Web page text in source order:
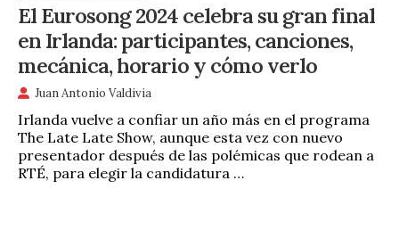
El Eurosong 2024 celebra su gran final
en Irlanda: participantes, canciones,
mecánica, horario y cómo verlo
Juan Antonio Valdivia
Irlanda vuelve a confiar un año más en el programa
The Late Late Show, aunque esta vez con nuevo
presentador después de las polémicas que rodean a
RTÉ, para elegir la candidatura …